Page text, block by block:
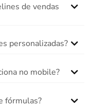
de vendas
personalizadas?
no mobile?
fórmulas?